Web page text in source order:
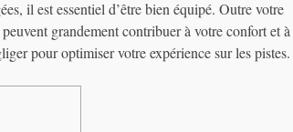
il est essentiel d’être bien équipé. Outre votre
grandement contribuer à votre confort et à
pour optimiser votre expérience sur les pistes.